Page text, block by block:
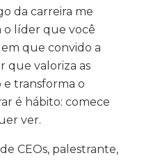
da carreira me
o líder que você
que convido a
que valoriza as
e transforma o
é hábito: comece
ver.
CEOs, palestrante,